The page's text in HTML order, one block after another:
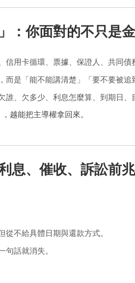
：你面對的不只是
信用卡循環、票據、保證人、共同
而是「能不能講清楚」「要不要被追
誰、欠多少、利息怎麼算、到期日、
越能把主導權拿回來。
息、催收、訴訟前
不給具體日期與還款方式。
句話就消失。